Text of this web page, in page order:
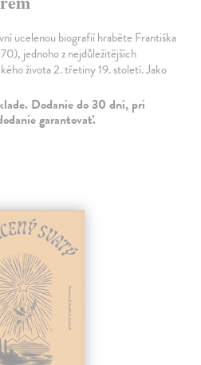
ucelenou biografií hraběte Františka
jednoho z nejdůležitějších
života 2. třetiny 19. století. Jako
Dodanie do 30 dní, pri
garantovať.